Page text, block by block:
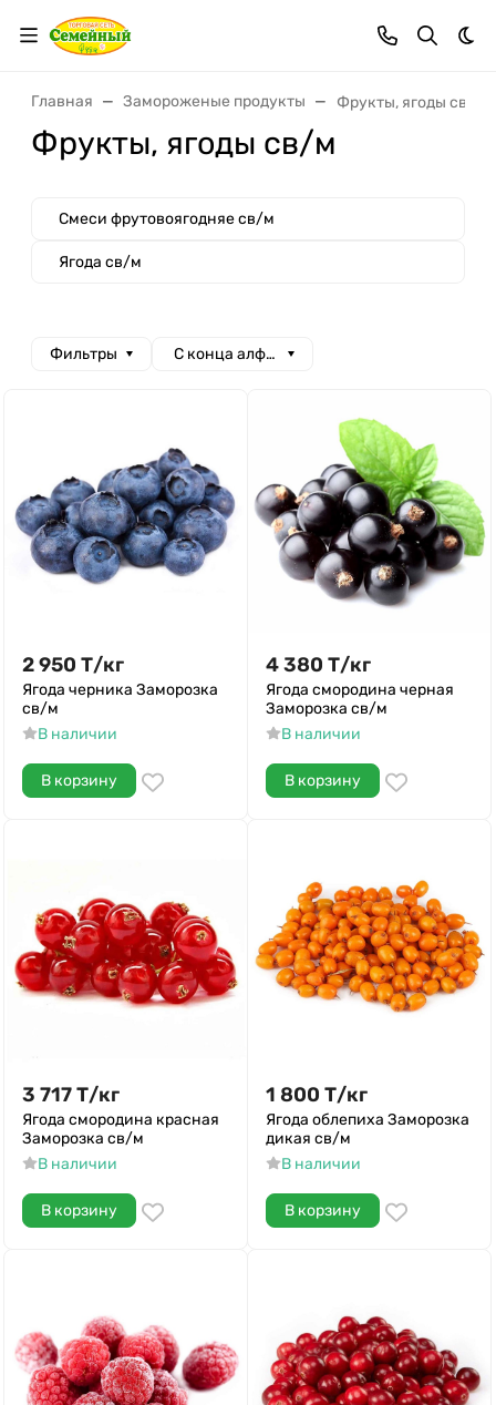
Главная Замороженые продукты Фрукты, ягоды св/м
Фрукты, ягоды св/м
Смеси фрутовоягодняе св/м
Ягода св/м
Фильтры С конца алфавита
2 950 Т/кг
Ягода черника Заморозка
св/м
В наличии
В корзину
4 380 Т/кг
Ягода смородина черная
Заморозка св/м
В наличии
В корзину
3 717Т/кг
Ягода смородина красная
Заморозка св/м
В наличии
В корзину
1 800 Т/кг
Ягода облепиха Заморозка
дикая св/м
В наличии
В корзину